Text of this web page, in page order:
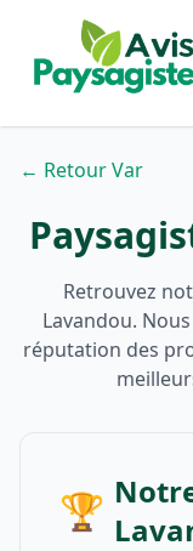
← Retour Var
Retrouvez
Lavandou.
réputation des
🏆